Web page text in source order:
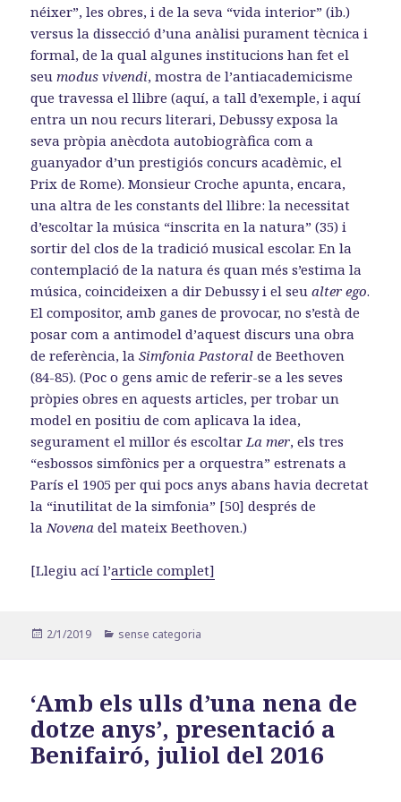
néixer”, les obres, i de la seva “vida interior” (ib.)
versus la dissecció d’una anàlisi purament tècnica i
formal, de la qual algunes institucions han fet el
seu modus vivendi, mostra de l’antiacademicisme
que travessa el llibre (aquí, a tall d’exemple, i aquí
entra un nou recurs literari, Debussy exposa la
seva pròpia anècdota autobiogràfica com a
guanyador d’un prestigiós concurs acadèmic, el
Prix de Rome). Monsieur Croche apunta, encara,
una altra de les constants del llibre: la necessitat
d’escoltar la música “inscrita en la natura” (35) i
sortir del clos de la tradició musical escolar. En la
contemplació de la natura és quan més s’estima la
música, coincideixen a dir Debussy i el seualter ego.
El compositor, amb ganes de provocar, no s’està de
posar com a antimodel d’aquest discurs una obra
de referència, laSimfonia Pastoral de Beethoven
(84-85). (Poc o gens amic de referir-se a les seves
pròpies obres en aquests articles, per trobar un
model en positiu de com aplicava la idea,
segurament el millor és escoltar La mer, els tres
“esbossos simfònics per a orquestra” estrenats a
París el 1905 per qui pocs anys abans havia decretat
la “inutilitat de la simfonia” [50] després de
la Novena del mateix Beethoven.)
[Llegiu ací l’article complet]
Publicat
2/1/2019 Categories
sense categoria
‘Amb els ulls d’una nena de
dotze anys’, presentació a
Benifairó, juliol del 2016